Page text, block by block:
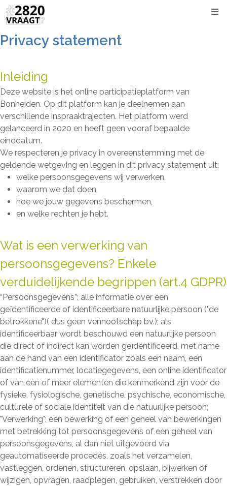
Privacy statement
Inleiding
Deze website is het online participatieplatform van
Bonheiden. Op dit platform kan je deelnemen aan
verschillende inspraaktrajecten. Het platform werd
gelanceerd in 2020 en heeft geen vooraf bepaalde
einddatum.
We respecteren je privacy in overeenstemming met de
geldende wetgeving en leggen in dit privacy statement uit:
welke persoonsgegevens wij verwerken,
waarom we dat doen,
hoe we jouw gegevens beschermen,
en welke rechten je hebt.
Wat is een verwerking van
persoonsgegevens? Enkele
verduidelijkende begrippen (art.4 GDPR)
“Persoonsgegevens”: alle informatie over een
geïdentificeerde of identificeerbare natuurlijke persoon ("de
betrokkene")( dus geen vennootschap bv.); als
identificeerbaar wordt beschouwd een natuurlijke persoon
die direct of indirect kan worden geïdentificeerd, met name
aan de hand van een identificator zoals een naam, een
identificatienummer, locatiegegevens, een online identificator
of van een of meer elementen die kenmerkend zijn voor de
fysieke, fysiologische, genetische, psychische, economische,
culturele of sociale identiteit van die natuurlijke persoon;
"Verwerking": een bewerking of een geheel van bewerkingen
met betrekking tot persoonsgegevens of een geheel van
persoonsgegevens, al dan niet uitgevoerd via
geautomatiseerde procedés, zoals het verzamelen,
vastleggen, ordenen, structureren, opslaan, bijwerken of
wijzigen, opvragen, raadplegen, gebruiken, verstrekken door